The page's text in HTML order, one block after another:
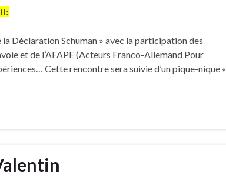
la Déclaration Schuman » avec la participation des
et de l’AFAPE (Acteurs Franco-Allemand Pour
Cette rencontre sera suivie d’un pique-nique «